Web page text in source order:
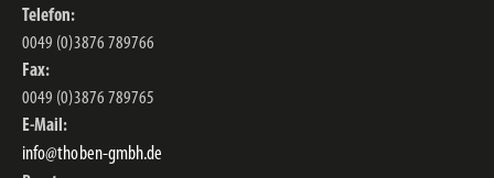
Telefon:
0049 (0)3876 789766
Fax:
0049 (0)3876 789765
E-Mail:
info@thoben-gmbh.de